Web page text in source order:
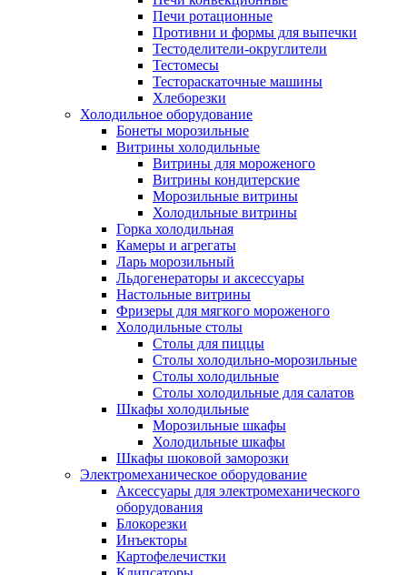
Печи ротационные
Противни и формы для выпечки
Тестоделители-округлители
Тестомесы
Тестораскаточные машины
Хлеборезки
Холодильное оборудование
Бонеты морозильные
Витрины холодильные
Витрины для мороженого
Витрины кондитерские
Морозильные витрины
Холодильные витрины
Горка холодильная
Камеры и агрегаты
Ларь морозильный
Льдогенераторы и аксессуары
Настольные витрины
Фризеры для мягкого мороженого
Холодильные столы
Столы для пиццы
Столы холодильно-морозильные
Столы холодильные
Столы холодильные для салатов
Шкафы холодильные
Mорозильные шкафы
Холодильные шкафы
Шкафы шоковой заморозки
Электромеханическое оборудование
Аксессуары для электромеханического
оборудования
Блокорезки
Инъекторы
Картофелечистки